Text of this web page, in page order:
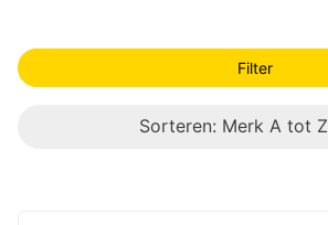
Filter
Sorteren: Merk A tot Z